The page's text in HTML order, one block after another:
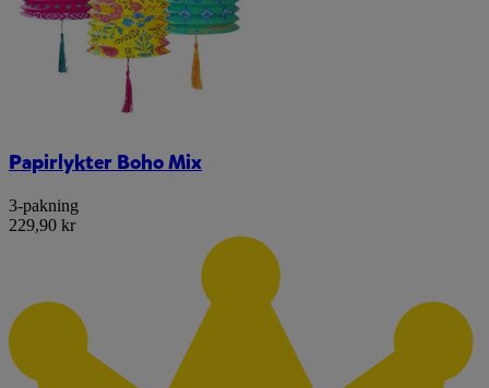
Papirlykter Boho Mix
3-pakning
229,90 kr